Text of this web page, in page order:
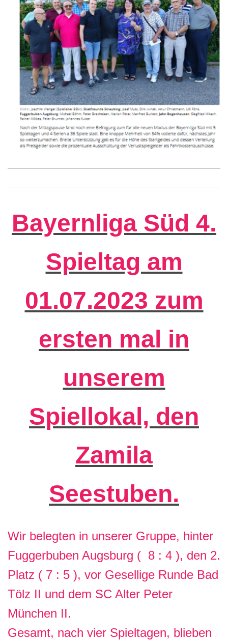
Bayernliga Süd 4.
Spieltag am
01.07.2023 zum
ersten mal in
unserem
Spiellokal, den
Zamila
Seestuben.
Wir belegten in unserer Gruppe, hinter
Fuggerbuben Augsburg ( 8 : 4 ), den 2.
Platz ( 7 : 5 ), vor Gesellige Runde Bad
Tölz II und dem SC Alter Peter
München II.
Gesamt, nach vier Spieltagen, blieben